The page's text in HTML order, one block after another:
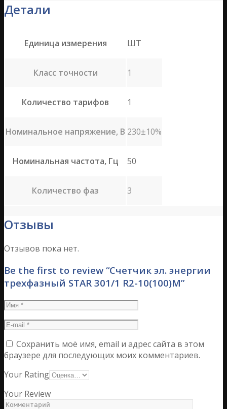
Детали
Единица измерения ШТ
Класс точности 1
Количество тарифов 1
Номинальное напряжение, В 230±10%
Номинальная частота, Гц 50
Количество фаз 3
Отзывы
Отзывов пока нет.
Be the first to review “Счетчик эл. энергии
трехфазный STAR 301/1 R2-10(100)М”
Сохранить моё имя, email и адрес сайта в этом
браузере для последующих моих комментариев.
Your Rating
Your Review